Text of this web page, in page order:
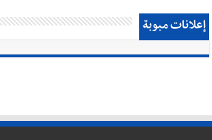
إعلانات مبوبة